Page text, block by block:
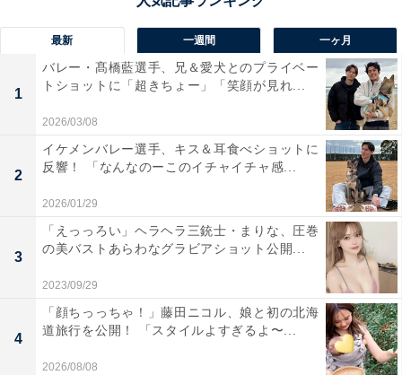
最新 一週間 一ヶ月
1
バレー・髙橋藍選手、兄＆愛犬とのプライベー
トショットに「超きちょー」「笑顔が見れ...
2026/03/08
2
イケメンバレー選手、キス＆耳食べショットに
反響！ 「なんなのーこのイチャイチャ感...
2026/01/29
3
「えっっろい」ヘラヘラ三銃士・まりな、圧巻
の美バストあらわなグラビアショット公開...
2023/09/29
4
「顔ちっっちゃ！」藤田ニコル、娘と初の北海
道旅行を公開！ 「スタイルよすぎるよ〜...
2026/08/08